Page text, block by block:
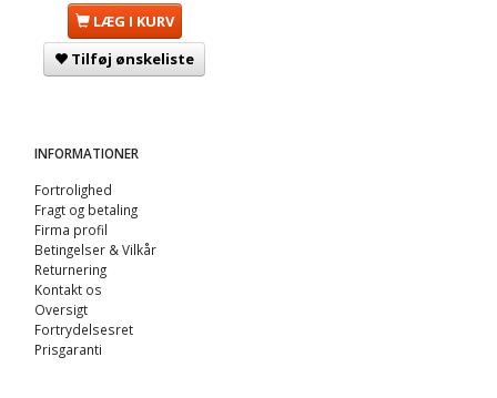
LÆG I KURV
Tilføj ønskeliste
INFORMATIONER
Fortrolighed
Fragt og betaling
Firma profil
Betingelser & Vilkår
Returnering
Kontakt os
Oversigt
Fortrydelsesret
Prisgaranti